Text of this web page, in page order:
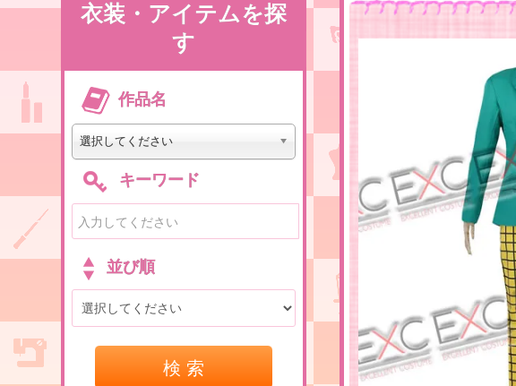
衣装・アイテムを探
す
作品名
選択してください
キーワード
並び順
検 索